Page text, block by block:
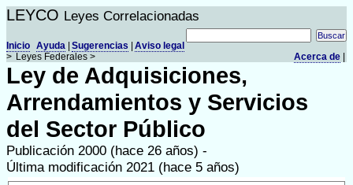
LEYCO Leyes Correlacionadas
Aviso legal
Sugerencias
Ayuda
Acerca de
Inicio
> Leyes Federales >
Ley de Adquisiciones,
Arrendamientos y Servicios
del Sector Público
Publicación 2000 (hace 26 años) -
Última modificación 2021 (hace 5 años)